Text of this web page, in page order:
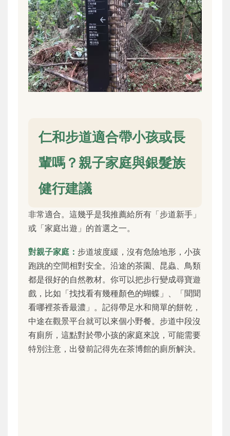
仁和步道適合帶小孩或長
輩嗎？親子家庭與銀髮族
健行建議
非常適合。這幾乎是我推薦給所有「步道新手」
或「家庭出遊」的首選之一。
對親子家庭： 步道坡度緩，沒有危險地形，小孩
跑跳的空間相對安全。沿途的茶園、昆蟲、鳥類
都是很好的自然教材。你可以把步行變成尋寶遊
戲，比如「找找看有幾種顏色的蝴蝶」、「聞聞
看哪裡茶香最濃」。記得帶足水和簡單的餅乾，
中途在觀景平台就可以來個小野餐。步道中段沒
有廁所，這點對於帶小孩的家庭來說，可能需要
特別注意，出發前記得先在茶博館的廁所解決。